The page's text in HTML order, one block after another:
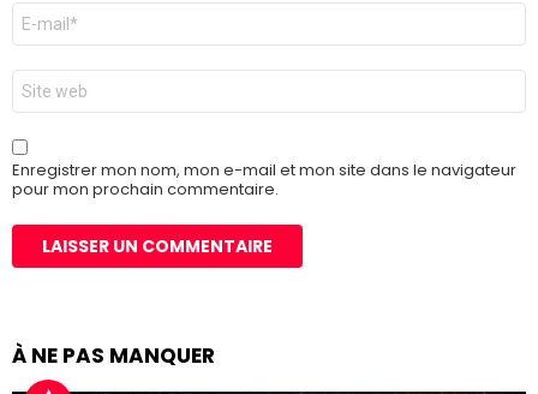
E-
mail
*
Site
web
Enregistrer mon nom, mon e-mail et mon site dans le navigateur
pour mon prochain commentaire.
À NE PAS MANQUER